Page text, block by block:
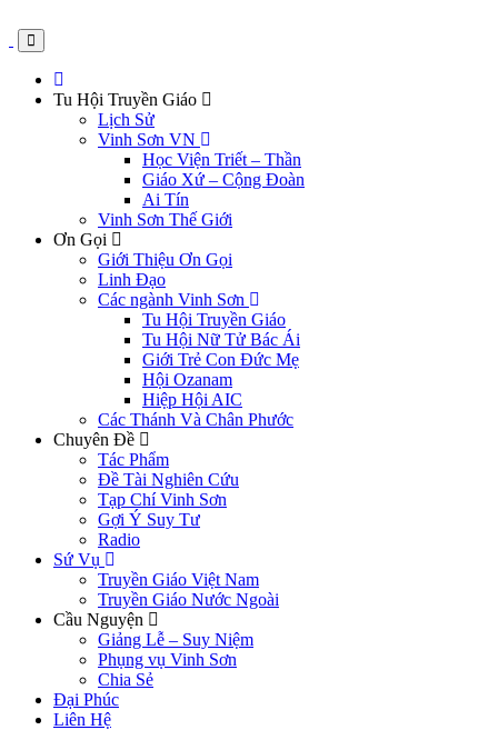
Tu Hội Truyền Giáo
Lịch Sử
Vinh Sơn VN
Học Viện Triết – Thần
Giáo Xứ – Cộng Đoàn
Ai Tín
Vinh Sơn Thế Giới
Ơn Gọi
Giới Thiệu Ơn Gọi
Linh Đạo
Các ngành Vinh Sơn
Tu Hội Truyền Giáo
Tu Hội Nữ Tử Bác Ái
Giới Trẻ Con Đức Mẹ
Hội Ozanam
Hiệp Hội AIC
Các Thánh Và Chân Phước
Chuyên Đề
Tác Phẩm
Đề Tài Nghiên Cứu
Tạp Chí Vinh Sơn
Gợi Ý Suy Tư
Radio
Sứ Vụ
Truyền Giáo Việt Nam
Truyền Giáo Nước Ngoài
Cầu Nguyện
Giảng Lễ – Suy Niệm
Phụng vụ Vinh Sơn
Chia Sẻ
Đại Phúc
Liên Hệ